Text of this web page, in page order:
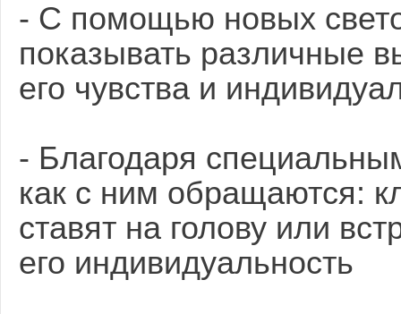
- С помощью новых
показывать различные
его чувства и
- Благодаря
как с ним обращаются:
ставят на голову или
его индивидуальность